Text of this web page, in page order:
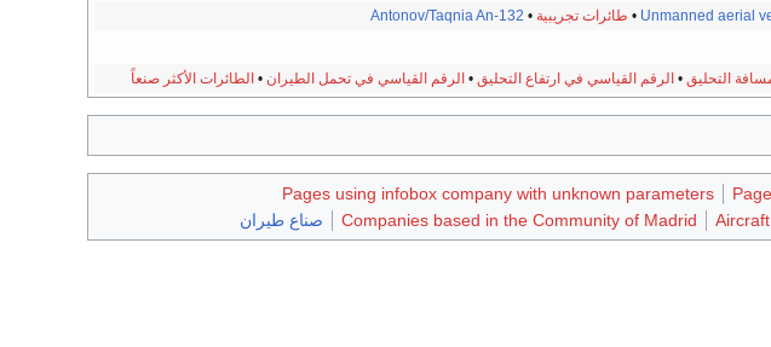
Unmanned aerial
• طائرات تجريبية •
Antonov/Taqnia An-132
التحليق • الرقم القياسي في ارتفاع التحليق • الرقم القياسي في تحمل الطيران • الطائرات الأكثر صنعاً
Pages using infobox company with unknown parameters
Companies based in the Community of Madrid صناع طيران